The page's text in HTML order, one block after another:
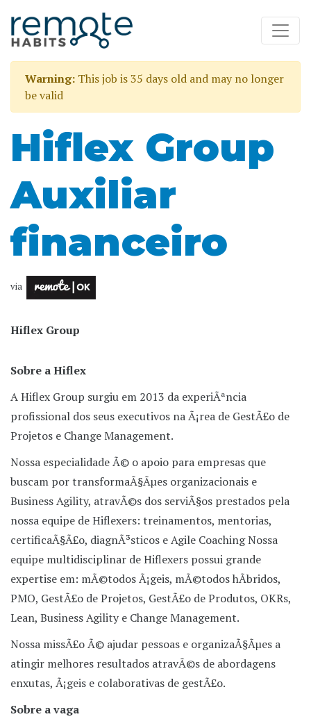
Warning: This job is 35 days old and may no longer
be valid
Hiflex Group
Auxiliar
financeiro
via
Hiflex Group
Sobre a Hiflex
A Hiflex Group surgiu em 2013 da experiÃªncia
profissional dos seus executivos na Ã¡rea de GestÃ£o de
Projetos e Change Management.
Nossa especialidade Ã© o apoio para empresas que
buscam por transformaÃ§Ãµes organizacionais e
Business Agility, atravÃ©s dos serviÃ§os prestados pela
nossa equipe de Hiflexers: treinamentos, mentorias,
certificaÃ§Ã£o, diagnÃ³sticos e Agile Coaching Nossa
equipe multidisciplinar de Hiflexers possui grande
expertise em: mÃ©todos Ã¡geis, mÃ©todos hÃ­bridos,
PMO, GestÃ£o de Projetos, GestÃ£o de Produtos, OKRs,
Lean, Business Agility e Change Management.
Nossa missÃ£o Ã© ajudar pessoas e organizaÃ§Ãµes a
atingir melhores resultados atravÃ©s de abordagens
enxutas, Ã¡geis e colaborativas de gestÃ£o.
Sobre a vaga